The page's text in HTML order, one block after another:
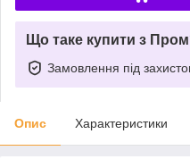
Що таке купити з
Замовлення під
Опис Характеристики